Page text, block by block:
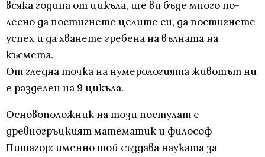
всяка година от цикъла, ще ви бъде много по-
лесно да постигнете целите си, да постигнете
успех и да хванете гребена на вълната на
късмета.
От гледна точка на нумерологията животът ни
е разделен на 9 цикъла.
Основоположник на този постулат е
древногръцкият математик и философ
Питагор: именно той създава науката за